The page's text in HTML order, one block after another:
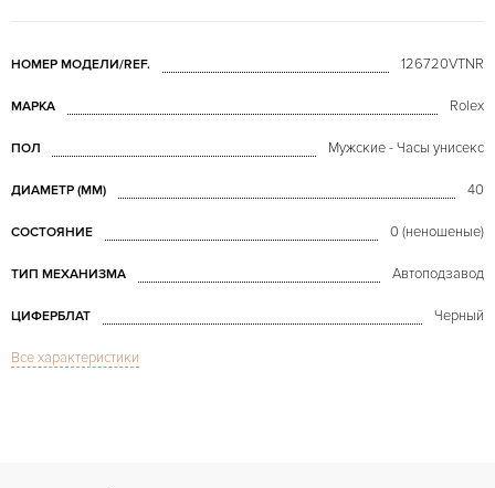
НОМЕР МОДЕЛИ/REF. 126720VTNR
МАРКА Rolex
ПОЛ Мужские - Часы унисекс
ДИАМЕТР (MM) 40
СОСТОЯНИЕ 0 (неношеные)
ТИП МЕХАНИЗМА Автоподзавод
ЦИФЕРБЛАТ Черный
СТЕКЛО
Все характеристики